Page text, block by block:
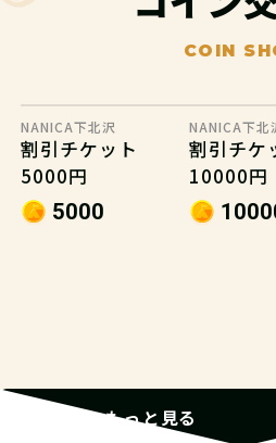
COIN
NANICA下北沢
割引チケット
5000円
5000
NANICA下北
割引チケ
10000円
もっと見る